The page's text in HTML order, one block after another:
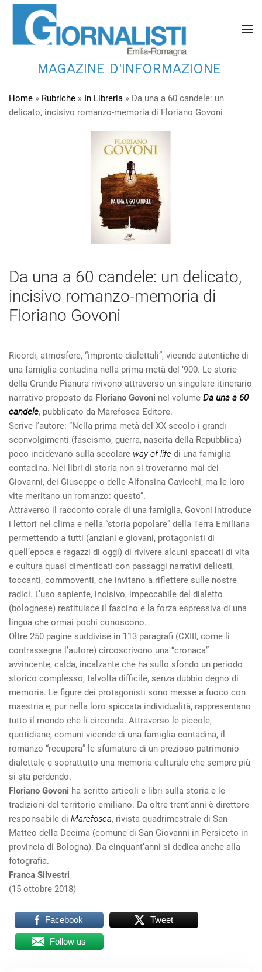
MAGAZINE D'INFORMAZIONE
Home » Rubriche » In Libreria » Da una a 60 candele: un
delicato, incisivo romanzo-memoria di Floriano Govoni
Da una a 60 candele: un delicato,
incisivo romanzo-memoria di
Floriano Govoni
Ricordi, atmosfere, “impronte dialettali”, vicende autentiche di
una famiglia contadina nella prima metà del ‘900. Le storie
della Grande Pianura rivivono attraverso un singolare itinerario
narrativo proposto da Floriano Govoni nel volume Da una a 60
candele, pubblicato da Marefosca Editore.
Scrive l’autore: “Nella prima metà del XX secolo i grandi
sconvolgimenti (fascismo, guerra, nascita della Repubblica)
poco incidevano sulla secolare way of life di una famiglia
contadina. Nei libri di storia non si troveranno mai dei
Giovanni, dei Giuseppe o delle Alfonsina Cavicchi, ma le loro
vite meritano un romanzo: questo”.
Attraverso il racconto corale di una famiglia, Govoni introduce
i lettori nel clima e nella “storia popolare” della Terra Emiliana
permettendo a tutti (anziani e giovani, protagonisti di
quell’epoca e ragazzi di oggi) di rivivere alcuni spaccati di vita
e cultura quasi dimenticati con passaggi narrativi delicati,
toccanti, commoventi, che invitano a riflettere sulle nostre
radici. L’uso sapiente, incisivo, impeccabile del dialetto
(bolognese) restituisce il fascino e la forza espressiva di una
lingua che ormai pochi conoscono.
Oltre 250 pagine suddivise in 113 paragrafi (CXIII, come li
contrassegna l’autore) circoscrivono una “cronaca”
avvincente, calda, incalzante che ha sullo sfondo un periodo
storico complesso, talvolta difficile, senza dubbio degno di
memoria. Le figure dei protagonisti sono messe a fuoco con
maestria e, pur nella loro spiccata individualità, rappresentano
tutto il mondo che li circonda. Attraverso le piccole,
quotidiane, comuni vicende di una famiglia contadina, il
romanzo “recupera” le sfumature di un prezioso patrimonio
dialettale e soprattutto una memoria culturale che sempre più
si sta perdendo.
Floriano Govoni ha scritto articoli e libri sulla storia e le
tradizioni del territorio emiliano. Da oltre trent’anni è direttore
responsabile di Marefosca, rivista quadrimestrale di San
Matteo della Decima (comune di San Giovanni in Persiceto in
provincia di Bologna). Da cinquant’anni si dedica anche alla
fotografia.
Franca Silvestri
(15 ottobre 2018)
Facebook Tweet
Follow us